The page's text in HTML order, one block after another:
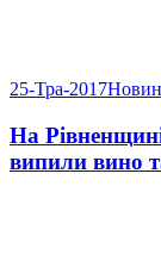
25-Тра-2017
На
випили вино